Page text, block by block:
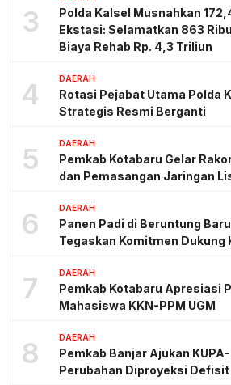
3
Polda Kalsel Musnahkan
Ekstasi: Selamatkan 863
Biaya Rehab Rp. 4,3 Triliun
4 DAERAH
Rotasi Pejabat Utama Polda
Strategis Resmi Berganti
5 DAERAH
Pemkab Kotabaru Gelar
dan Pemasangan Jaringan
6 DAERAH
Panen Padi di Beruntung
Tegaskan Komitmen Dukung
7 DAERAH
Pemkab Kotabaru Apresiasi
Mahasiswa KKN-PPM UGM
8 DAERAH
Pemkab Banjar Ajukan
Perubahan Diproyeksi Defisit